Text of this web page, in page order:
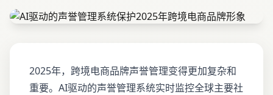
2025年，跨境电商品牌声誉管理变得更加复杂和
重要。AI驱动的声誉管理系统实时监控全球主要社